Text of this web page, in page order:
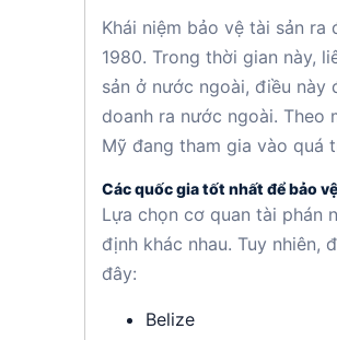
Khái niệm bảo vệ tài sản
1980. Trong thời gian này,
sản ở nước ngoài, điều
doanh ra nước ngoài. Theo
Mỹ đang tham gia vào quá
Các quốc gia tốt nhất để bảo
Lựa chọn cơ quan tài phán
định khác nhau. Tuy
đây:
Belize